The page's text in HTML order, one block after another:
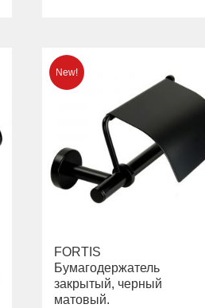
FORTIS
Бумагодержатель
закрытый, черный
матовый.